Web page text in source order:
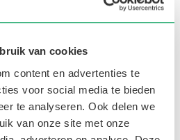
van cookies
content en advertenties te
voor social media te bieden
te analyseren. Ook delen we
van onze site met onze
in (civiele) techniek of
in civiele techniek of de
inzicht? Ook dan horen we
en bij voorkeur
Vectorworks of andere